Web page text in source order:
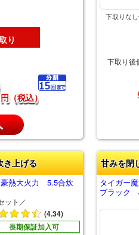
り
円（税込）
下取りな
下取り後
き上げる
熱大火力 5.5合炊
ット／
(4.34)
長期保証加入可
甘みを閉
タイガー
ブラック